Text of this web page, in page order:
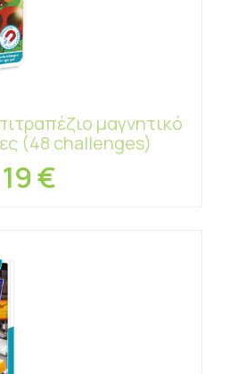
μαγνητικό
(48 challenges)
19 €